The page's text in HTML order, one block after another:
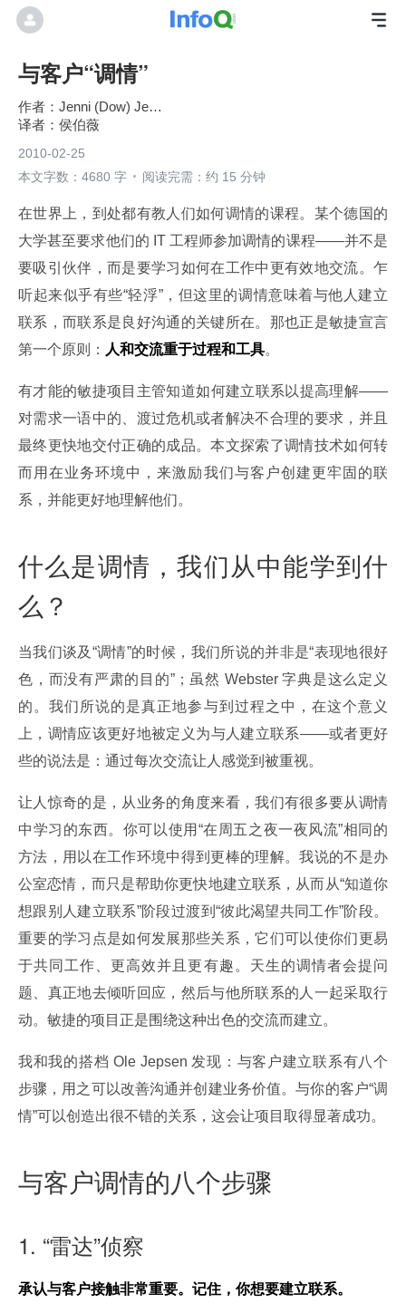
与客户“调情”
Jenni (Dow) Jepsen
侯伯薇
2010-02-25
本文字数：4680 字
阅读完需：约 15 分钟
在世界上，到处都有教人们如何调情的课程。某个德国的
大学甚至要求他们的 IT 工程师参加调情的课程——并不是
要吸引伙伴，而是要学习如何在工作中更有效地交流。乍
听起来似乎有些“轻浮”，但这里的调情意味着与他人建立
联系，而联系是良好沟通的关键所在。那也正是敏捷宣言
第一个原则： 人和交流重于过程和工具。
有才能的敏捷项目主管知道如何建立联系以提高理解——
对需求一语中的、渡过危机或者解决不合理的要求，并且
最终更快地交付正确的成品。本文探索了调情技术如何转
而用在业务环境中，来激励我们与客户创建更牢固的联
系，并能更好地理解他们。
什么是调情，我们从中能学到什
么？
当我们谈及“调情”的时候，我们所说的并非是“表现地很好
色，而没有严肃的目的”；虽然 Webster 字典是这么定义
的。我们所说的是真正地参与到过程之中，在这个意义
上，调情应该更好地被定义为与人建立联系——或者更好
些的说法是：通过每次交流让人感觉到被重视。
让人惊奇的是，从业务的角度来看，我们有很多要从调情
中学习的东西。你可以使用“在周五之夜一夜风流”相同的
方法，用以在工作环境中得到更棒的理解。我说的不是办
公室恋情，而只是帮助你更快地建立联系，从而从“知道你
想跟别人建立联系”阶段过渡到“彼此渴望共同工作”阶段。
重要的学习点是如何发展那些关系，它们可以使你们更易
于共同工作、更高效并且更有趣。天生的调情者会提问
题、真正地去倾听回应，然后与他所联系的人一起采取行
动。敏捷的项目正是围绕这种出色的交流而建立。
我和我的搭档 Ole Jepsen 发现：与客户建立联系有八个
步骤，用之可以改善沟通并创建业务价值。与你的客户“调
情”可以创造出很不错的关系，这会让项目取得显著成功。
与客户调情的八个步骤
1. “雷达”侦察
承认与客户接触非常重要。记住，你想要建立联系。